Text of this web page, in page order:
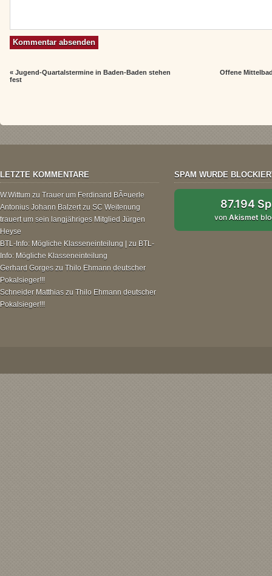
«Jugend-Quartalstermine in Baden-Baden stehen
fest
Offene
LETZTE KOMMENTARE
W.Wittum zu Trauer um Ferdinand BÃ¤uerle
Antonius Johann Balzertzu SC Weitenung
trauert um sein langjähriges Mitglied Jürgen
Heyse
BTL-Info: Mögliche Klasseneinteilung | zu BTL-
Info: Mögliche Klasseneinteilung
Gerhard Gorges zu Thilo Ehmann deutscher
Pokalsieger!!!
Schneider Matthias zu Thilo Ehmann deutscher
Pokalsieger!!!
SPAM WURDE
87.194
vonAkismet